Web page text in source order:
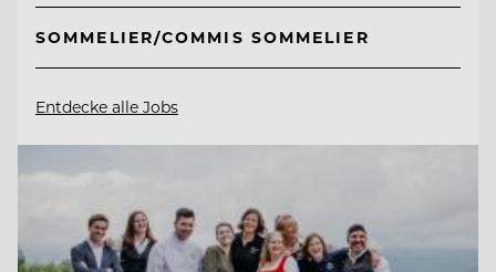
SOMMELIER/COMMIS SOMMELIER
Entdecke alle Jobs